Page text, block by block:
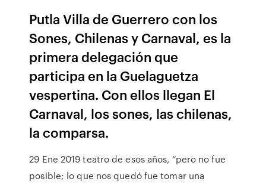
Putla Villa de Guerrero con los
Sones, Chilenas y Carnaval, es la
primera delegación que
participa en la Guelaguetza
vespertina. Con ellos llegan El
Carnaval, los sones, las chilenas,
la comparsa.
29 Ene 2019 teatro de esos años, “pero no fue
posible; lo que nos quedó fue tomar una